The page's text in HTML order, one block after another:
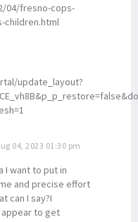
04/fresno-cops-
children.html
update_layout?
04, 2023 01:30 pm
I want to put in
and precise effort
can I say?I
to get